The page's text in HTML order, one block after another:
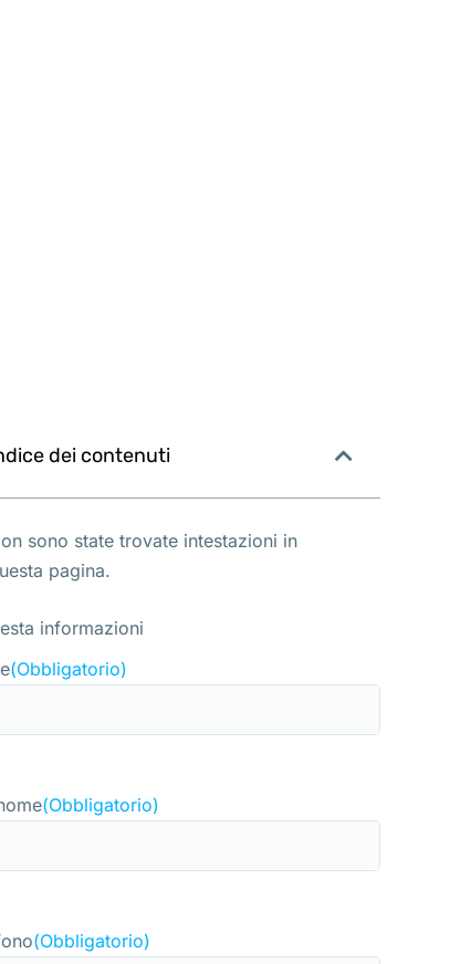
dei contenuti
sono state trovate intestazioni in
pagina.
informazioni
(Obbligatorio)
(Obbligatorio)
(Obbligatorio)